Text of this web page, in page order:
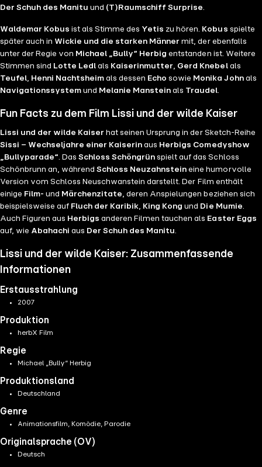
Der Schuh des Manitu und (T)Raumschiff Surprise.
Waldemar Kobus ist als Stimme des Yetis zu hören. Kobus spielte
später auch in Wickie und die starken Männer mit, der ebenfalls
unter der Regie von Michael „Bully“ Herbig entstanden ist. Weitere
Stimmen sind Lotte Ledl als Kaiserinmutter, Gerd Knebelals
Teufel, Henni Nachtsheim als dessen Echo sowie Monika Johnals
Navigationssystem und Melanie Manstein als Traudel.
Fun Facts zu dem Film Lissi und der wilde Kaiser
Lissi und der wilde Kaiser hat seinen Ursprung in der Sketch-Reihe
Sissi – Wechseljahre einer Kaiserin aus Herbigs Comedyshow
„Bullyparade“. DasSchloss Schöngrün spielt auf das Schloss
Schönbrunn an, währendSchloss Neuzahnstein eine humorvolle
Version vom Schloss Neuschwanstein darstellt. Der Film enthält
einige Film- und Märchenzitate, deren Anspielungen beziehen sich
beispielsweise auf Fluch der Karibik, King Kong und Die Mumie.
Auch Figuren aus Herbigs anderen Filmen tauchen als Easter Eggs
auf, wie Abahachi aus Der Schuh des Manitu.
Lissi und der wilde Kaiser: Zusammenfassende
Informationen
Erstausstrahlung
2007
Produktion
herbX Film
Regie
Michael „Bully“ Herbig
Produktionsland
Deutschland
Genre
Animationsfilm, Komödie, Parodie
Originalsprache (OV)
Deutsch